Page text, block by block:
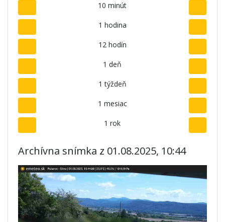
10 minút
1 hodina
12 hodín
1 deň
1 týždeň
1 mesiac
1 rok
Archívna snímka z 01.08.2025, 10:44